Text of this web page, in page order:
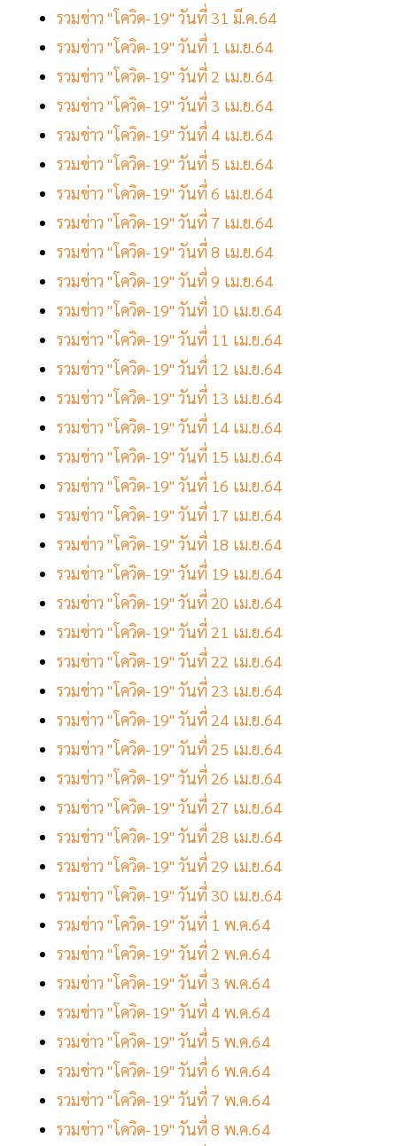
รวมข่าว "โควิด-19" วันที่ 31 มี.ค.64
รวมข่าว "โควิด-19" วันที่ 1 เม.ย.64
รวมข่าว "โควิด-19" วันที่ 2 เม.ย.64
รวมข่าว "โควิด-19" วันที่ 3 เม.ย.64
รวมข่าว "โควิด-19" วันที่ 4 เม.ย.64
รวมข่าว "โควิด-19" วันที่ 5 เม.ย.64
รวมข่าว "โควิด-19" วันที่ 6 เม.ย.64
รวมข่าว "โควิด-19" วันที่ 7 เม.ย.64
รวมข่าว "โควิด-19" วันที่ 8 เม.ย.64
รวมข่าว "โควิด-19" วันที่ 9 เม.ย.64
รวมข่าว "โควิด-19" วันที่ 10 เม.ย.64
รวมข่าว "โควิด-19" วันที่ 11 เม.ย.64
รวมข่าว "โควิด-19" วันที่ 12 เม.ย.64
รวมข่าว "โควิด-19" วันที่ 13 เม.ย.64
รวมข่าว "โควิด-19" วันที่ 14 เม.ย.64
รวมข่าว "โควิด-19" วันที่ 15 เม.ย.64
รวมข่าว "โควิด-19" วันที่ 16 เม.ย.64
รวมข่าว "โควิด-19" วันที่ 17 เม.ย.64
รวมข่าว "โควิด-19" วันที่ 18 เม.ย.64
รวมข่าว "โควิด-19" วันที่ 19 เม.ย.64
รวมข่าว "โควิด-19" วันที่ 20 เม.ย.64
รวมข่าว "โควิด-19" วันที่ 21 เม.ย.64
รวมข่าว "โควิด-19" วันที่ 22 เม.ย.64
รวมข่าว "โควิด-19" วันที่ 23 เม.ย.64
รวมข่าว "โควิด-19" วันที่ 24 เม.ย.64
รวมข่าว "โควิด-19" วันที่ 25 เม.ย.64
รวมข่าว "โควิด-19" วันที่ 26 เม.ย.64
รวมข่าว "โควิด-19" วันที่ 27 เม.ย.64
รวมข่าว "โควิด-19" วันที่ 28 เม.ย.64
รวมข่าว "โควิด-19" วันที่ 29 เม.ย.64
รวมข่าว "โควิด-19" วันที่ 30 เม.ย.64
รวมข่าว "โควิด-19" วันที่ 1 พ.ค.64
รวมข่าว "โควิด-19" วันที่ 2 พ.ค.64
รวมข่าว "โควิด-19" วันที่ 3 พ.ค.64
รวมข่าว "โควิด-19" วันที่ 4 พ.ค.64
รวมข่าว "โควิด-19" วันที่ 5 พ.ค.64
รวมข่าว "โควิด-19" วันที่ 6 พ.ค.64
รวมข่าว "โควิด-19" วันที่ 7 พ.ค.64
รวมข่าว "โควิด-19" วันที่ 8 พ.ค.64